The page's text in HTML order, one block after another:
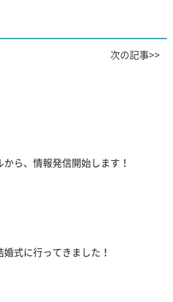
次の記事>>
から、情報発信開始します！
婚式に行ってきました！